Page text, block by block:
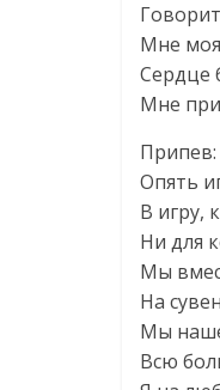
Мне
Сердце
Мне
Припев:
Опять
В игру,
Ни для
Мы
На
Мы
Всю